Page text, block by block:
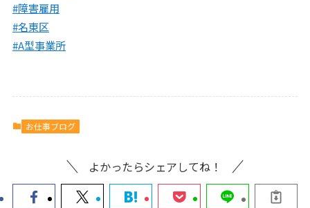
#障害雇用
#名東区
#A型事業所
お仕事ブログ
よかったらシェアしてね！